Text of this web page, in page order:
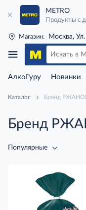
METRO
Продукты с
Магазин: Москва,
АлкоГуру Новинки
Каталог Бренд
Бренд
Популярные